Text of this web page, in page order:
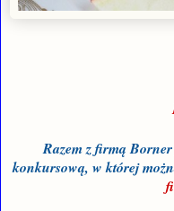
Razem z firmą Borner
konkursową, w której